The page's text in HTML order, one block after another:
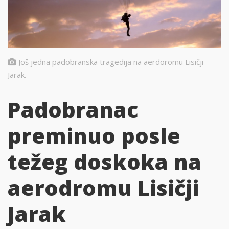
Još jedna padobranska tragedija na aerdoromu Lisičji
Jarak.
Padobranac
preminuo posle
težeg doskoka na
aerodromu Lisičji
Jarak